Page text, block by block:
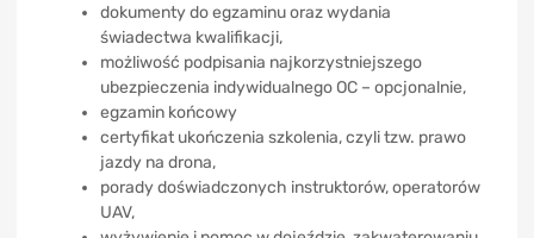
dokumenty do egzaminu oraz wydania
świadectwa kwalifikacji,
możliwość podpisania najkorzystniejszego
ubezpieczenia indywidualnego OC – opcjonalnie,
egzamin końcowy
certyfikat ukończenia szkolenia, czyli tzw. prawo
jazdy na drona,
porady doświadczonych instruktorów, operatorów
UAV,